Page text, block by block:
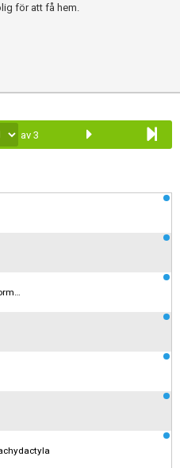
för att få hem.
av 3